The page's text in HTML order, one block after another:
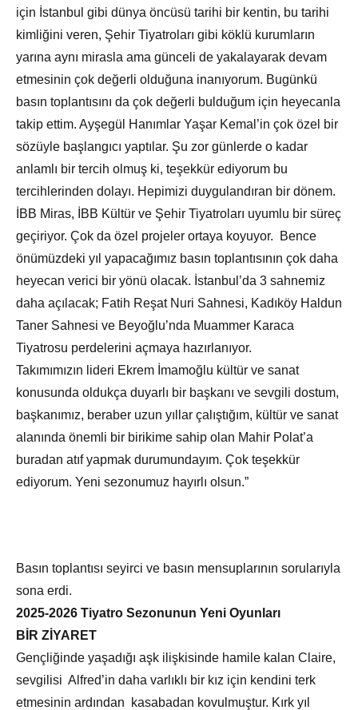
için İstanbul gibi dünya öncüsü tarihi bir kentin, bu tarihi
kimliğini veren, Şehir Tiyatroları gibi köklü kurumların
yarına aynı mirasla ama günceli de yakalayarak devam
etmesinin çok değerli olduğuna inanıyorum. Bugünkü
basın toplantısını da çok değerli bulduğum için heyecanla
takip ettim. Ayşegül Hanımlar Yaşar Kemal’in çok özel bir
sözüyle başlangıcı yaptılar. Şu zor günlerde o kadar
anlamlı bir tercih olmuş ki, teşekkür ediyorum bu
tercihlerinden dolayı. Hepimizi duygulandıran bir dönem.
İBB Miras, İBB Kültür ve Şehir Tiyatroları uyumlu bir süreç
geçiriyor. Çok da özel projeler ortaya koyuyor. Bence
önümüzdeki yıl yapacağımız basın toplantısının çok daha
heyecan verici bir yönü olacak. İstanbul’da 3 sahnemiz
daha açılacak; Fatih Reşat Nuri Sahnesi, Kadıköy Haldun
Taner Sahnesi ve Beyoğlu’nda Muammer Karaca
Tiyatrosu perdelerini açmaya hazırlanıyor.
Takımımızın lideri Ekrem İmamoğlu kültür ve sanat
konusunda oldukça duyarlı bir başkanı ve sevgili dostum,
başkanımız, beraber uzun yıllar çalıştığım, kültür ve sanat
alanında önemli bir birikime sahip olan Mahir Polat’a
buradan atıf yapmak durumundayım. Çok teşekkür
ediyorum. Yeni sezonumuz hayırlı olsun.”
Basın toplantısı seyirci ve basın mensuplarının sorularıyla
sona erdi.
2025-2026 Tiyatro Sezonunun Yeni Oyunları
BİR ZİYARET
Gençliğinde yaşadığı aşk ilişkisinde hamile kalan Claire,
sevgilisi Alfred’in daha varlıklı bir kız için kendini terk
etmesinin ardından kasabadan kovulmuştur. Kırk yıl